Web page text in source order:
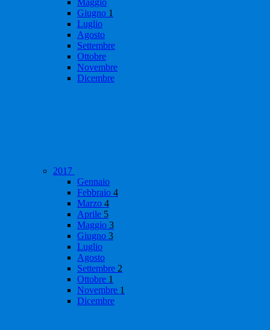
Maggio
Giugno 1
Luglio
Agosto
Settembre
Ottobre
Novembre
Dicembre
2017
Gennaio
Febbraio 4
Marzo 4
Aprile 5
Maggio 3
Giugno 3
Luglio
Agosto
Settembre 2
Ottobre 1
Novembre 1
Dicembre